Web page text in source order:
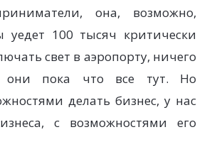
она, возможно,
100 тысяч критически
свет в аэропорту, ничего
они пока что все тут. Но
делать бизнес, у нас
с возможностями его